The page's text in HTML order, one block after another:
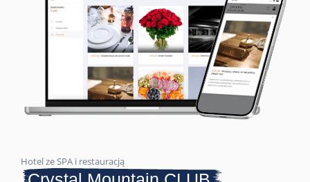
Hotel ze SPA i restauracją